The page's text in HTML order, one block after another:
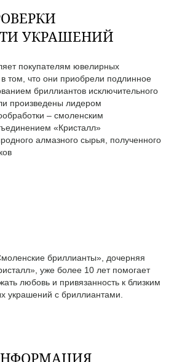
УКРАШЕНИЙ
покупателям ювелирных
том, что они приобрели подлинное
бриллиантов исключительного
произведены лидером
– смоленским
«Кристалл»
алмазного сырья, полученного
бриллианты», дочерняя
уже более 10 лет помогает
любовь и привязанность к близким
украшений с бриллиантами.